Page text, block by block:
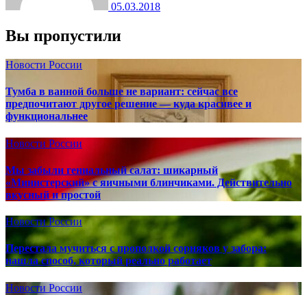
05.03.2018
Вы пропустили
Новости России
Тумба в ванной больше не вариант: сейчас все
предпочитают другое решение — куда красивее и
функциональнее
Новости России
Мы забыли гениальный салат: шикарный
«Министерский» с яичными блинчиками. Действительно
вкусный и простой
Новости России
Перестала мучиться с прополкой сорняков у забора:
нашла способ, который реально работает
Новости России